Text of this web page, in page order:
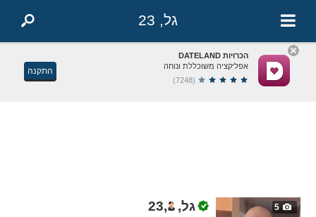
גל, 23
הכרויות DATELAND
אפליקציה משוכללת ונוחה
(7248)
התקנה
5 גל, ,
23